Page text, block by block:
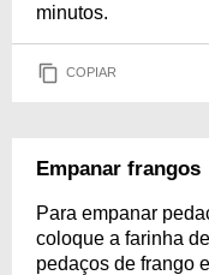
minutos.
COPIAR
Empanar frangos
Para empanar
coloque a farinha
pedaços de frango